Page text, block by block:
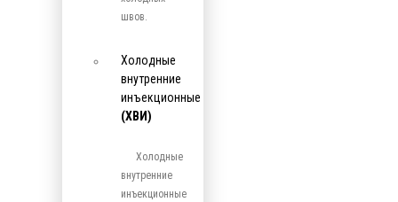
швов.
Холодные
внутренние
инъекционные
(ХВИ)
Холодные
внутренние
инъекционные